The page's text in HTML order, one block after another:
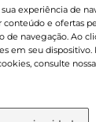
e condições
o dia de
notificação.
menores de 18
II (Estatuto
sofrer
experiência de
e ofertas
de navegação. Ao
em seu dispositivo.
consulte